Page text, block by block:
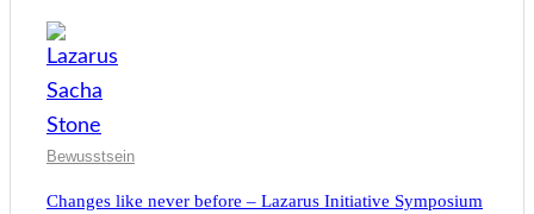
Bewusstsein
Changes like never before – Lazarus Initiative Symposium